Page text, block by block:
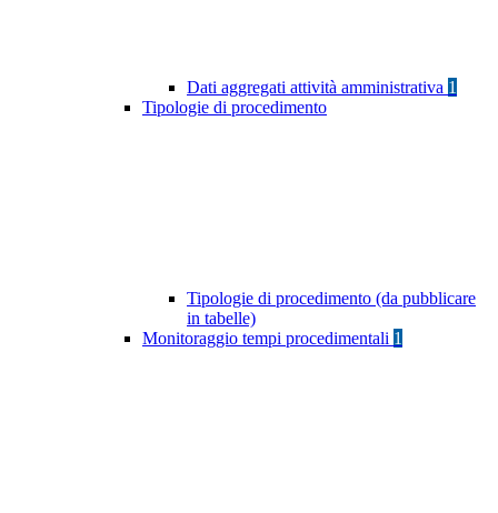
Dati aggregati attività amministrativa 1
Tipologie di procedimento
Tipologie di procedimento (da pubblicare
in tabelle)
Monitoraggio tempi procedimentali 1